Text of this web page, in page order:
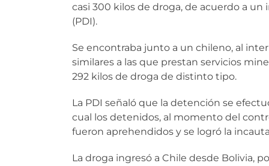
casi 300 kilos de droga, de acuerdo a
(PDI).
Se encontraba junto a un chileno, al
similares a las que prestan servicios
292 kilos de droga de distinto tipo.
La PDI señaló que la detención se
cual los detenidos, al momento del
fueron aprehendidos y se logró la
La droga ingresó a Chile desde Bolivia,